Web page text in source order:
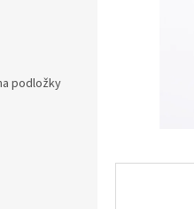
podložky